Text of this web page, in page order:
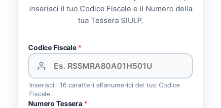
inserisci il tuo Codice Fiscale e il Numero della
tua Tessera SIULP.
Codice Fiscale *
Inserisci i 16 caratteri alfanumerici del tuo Codice
Fiscale.
Numero Tessera *